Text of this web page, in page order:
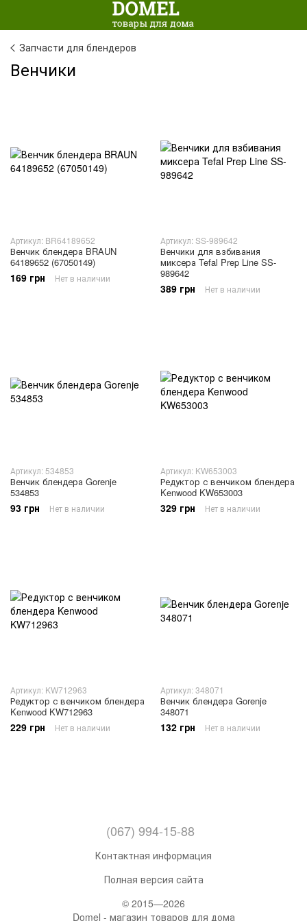
Запчасти для блендеров
Венчики
Артикул: BR64189652
Венчик блендера BRAUN
64189652 (67050149)
169 грн Нет в наличии
Артикул: SS-989642
Венчики для взбивания
миксера Tefal Prep Line SS-
989642
389 грн Нет в наличии
Артикул: 534853
Венчик блендера Gorenje
534853
93 грн Нет в наличии
Артикул: KW653003
Редуктор с венчиком блендера
Kenwood KW653003
329 грн Нет в наличии
Артикул: KW712963
Редуктор с венчиком блендера
Kenwood KW712963
229 грн Нет в наличии
Артикул: 348071
Венчик блендера Gorenje
348071
132 грн Нет в наличии
(067) 994-15-88
Контактная информация
Полная версия сайта
© 2015—2026
Domel - магазин товаров для дома